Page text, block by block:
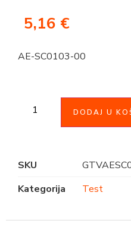
5,16 €
AE-SC0103-00
DODAJ U
SKU
Kategorija
Test